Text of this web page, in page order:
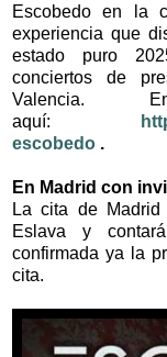
Escobedo en la
experiencia que
estado puro
conciertos de
Valencia.
aquí:
escobedo .
En Madrid con
La cita de
Eslava y
confirmada ya la
cita.